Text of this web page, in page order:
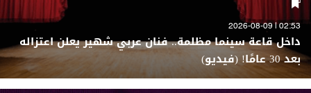
02:53 | 2026-08-09
داخل قاعة سينما مظلمة.. فنان عربي شهير يعلن اعتزاله
بعد 30 عامًا! (فيديو)